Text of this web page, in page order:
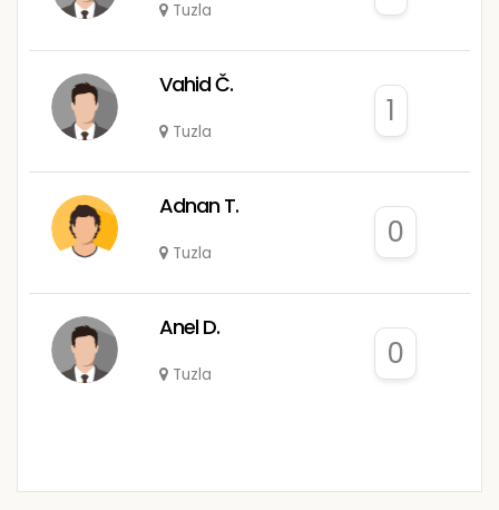
Tuzla
Vahid Č.
Tuzla
1
Adnan T.
Tuzla
0
Anel D.
Tuzla
0